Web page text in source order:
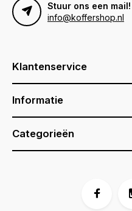
Stuur ons een mail!
info@koffershop.nl
Klantenservice
Informatie
Categorieën